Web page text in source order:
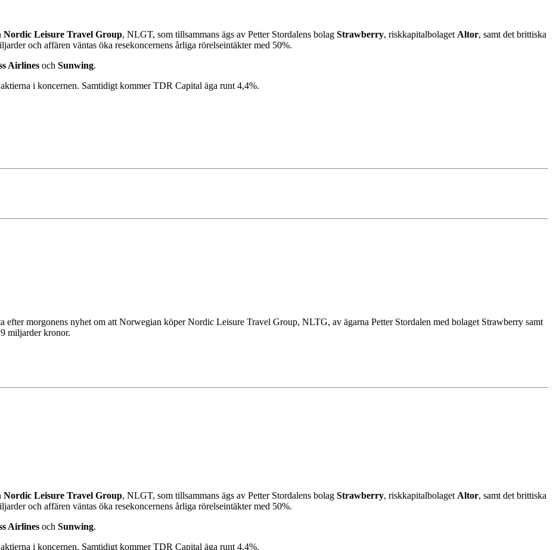
Nordic Leisure Travel Group, NLGT, som tillsammans ägs av Petter Stordalens bolag Strawberry, riskkapitalbolagetAltor, samt det brittiska
och affären väntas öka resekoncernens årliga rörelseintäkter med 50%.
Airlines och Sunwing.
i koncernen. Samtidigt kommer TDR Capital äga runt 4,4%.
efter morgonens nyhet om att Norwegian köper Nordic Leisure Travel Group, NLTG, av ägarna Petter Stordalen med bolaget Strawberry samt
miljarder kronor.
Nordic Leisure Travel Group, NLGT, som tillsammans ägs av Petter Stordalens bolag Strawberry, riskkapitalbolaget Altor, samt det brittiska
och affären väntas öka resekoncernens årliga rörelseintäkter med 50%.
Airlines och Sunwing.
i koncernen. Samtidigt kommer TDR Capital äga runt 4,4%.